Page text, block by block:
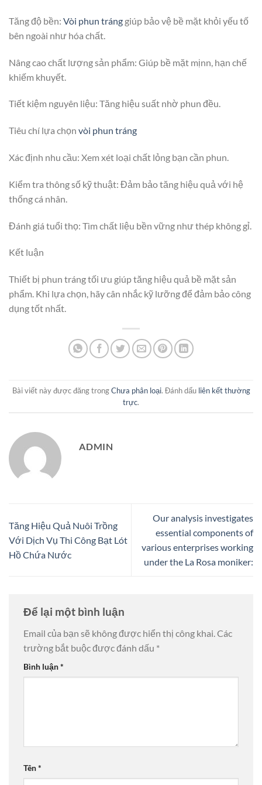
Tăng độ bền: Vòi phun tráng giúp bảo vệ bề mặt khỏi yếu tố
bên ngoài như hóa chất.
Nâng cao chất lượng sản phẩm: Giúp bề mặt mịnn, hạn chế
khiếm khuyết.
Tiết kiệm nguyên liệu: Tăng hiệu suất nhờ phun đều.
Tiêu chí lựa chọn vòi phun tráng
Xác định nhu cầu: Xem xét loại chất lỏng bạn cần phun.
Kiểm tra thông số kỹ thuật: Đảm bảo tăng hiệu quả với hệ
thống cá nhân.
Đánh giá tuổi thọ: Tìm chất liệu bền vững như thép không gỉ.
Kết luận
Thiết bị phun tráng tối ưu giúp tăng hiệu quả bề mặt sản
phẩm. Khi lựa chọn, hãy cân nhắc kỹ lưỡng để đảm bảo công
dụng tốt nhất.
Bài viết này được đăng trongChưa phân loại. Đánh dấu liên kết thường
trực.
ADMIN
Tăng Hiệu Quả Nuôi Trồng
Với Dịch Vụ Thi Công Bạt Lót
Hồ Chứa Nước
Our analysis investigates
essential components of
various enterprises working
under the La Rosa moniker:
Để lại một bình luận
Email của bạn sẽ không được hiển thị công khai.Các
trường bắt buộc được đánh dấu *
Bình luận*
Tên*